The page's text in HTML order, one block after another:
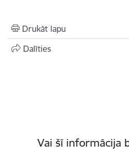
Drukāt lapu
Dalīties
Vai šī informācija